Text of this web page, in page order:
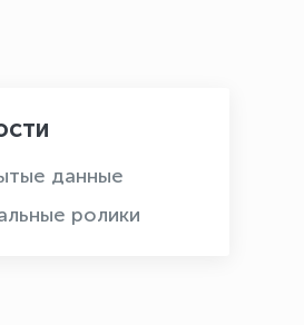
данные
ролики